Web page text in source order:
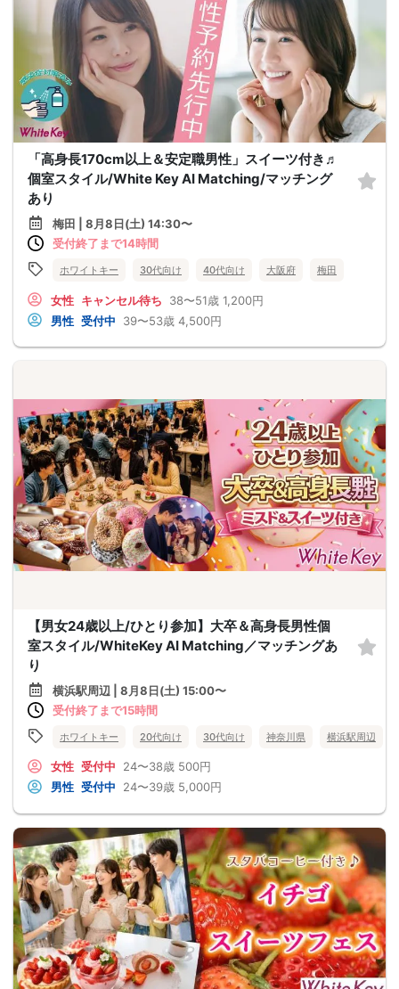
「高身長170cm以上＆安定職男性」スイーツ付き♬
個室スタイル/White Key AI Matching/マッチング
あり
梅田 | 8月8日(土) 14:30〜
受付終了まで14時間
ホワイトキー 30代向け 40代向け 大阪府 梅田
女性 キャンセル待ち 38〜51歳 1,200円
男性 受付中 39〜53歳 4,500円
【男女24歳以上/ひとり参加】大卒＆高身長男性個
室スタイル/WhiteKey AI Matching／マッチングあ
り
横浜駅周辺 | 8月8日(土) 15:00〜
受付終了まで15時間
ホワイトキー 20代向け 30代向け 神奈川県 横浜駅周辺
女性 受付中 24〜38歳 500円
男性 受付中 24〜39歳 5,000円